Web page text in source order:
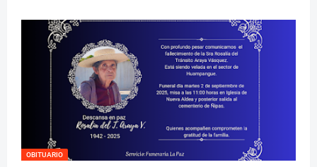
OBITUARIO